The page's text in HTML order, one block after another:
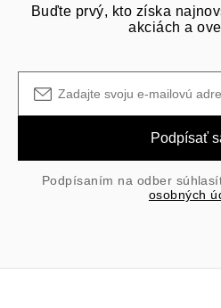
Buďte prvý, kto získa
akciách a
Podpísať
Podpísaním na odber
osobných